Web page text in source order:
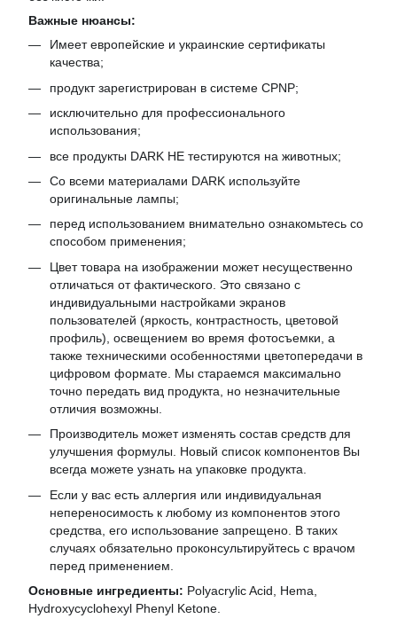
Важные нюансы:
Имеет европейские и украинские сертификаты
качества;
продукт зарегистрирован в системе CPNP;
исключительно для профессионального
использования;
все продукты DARK НЕ тестируются на животных;
Со всеми материалами DARK используйте
оригинальные лампы;
перед использованием внимательно ознакомьтесь со
способом применения;
Цвет товара на изображении может несущественно
отличаться от фактического. Это связано с
индивидуальными настройками экранов
пользователей (яркость, контрастность, цветовой
профиль), освещением во время фотосъемки, а
также техническими особенностями цветопередачи в
цифровом формате. Мы стараемся максимально
точно передать вид продукта, но незначительные
отличия возможны.
Производитель может изменять состав средств для
улучшения формулы. Новый список компонентов Вы
всегда можете узнать на упаковке продукта.
Если у вас есть аллергия или индивидуальная
непереносимость к любому из компонентов этого
средства, его использование запрещено. В таких
случаях обязательно проконсультируйтесь с врачом
перед применением.
Основные ингредиенты: Polyacrylic Acid, Hema,
Hydroxycyclohexyl Phenyl Ketone.